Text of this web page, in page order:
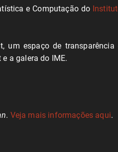
e Computação do
espaço de transparência
a galera do IME.
. Veja mais informações aqui.